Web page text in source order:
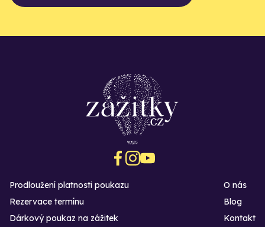
Prodloužení platnosti poukazu
Rezervace termínu
Dárkový poukaz na zážitek
O nás
Blog
Kontakt